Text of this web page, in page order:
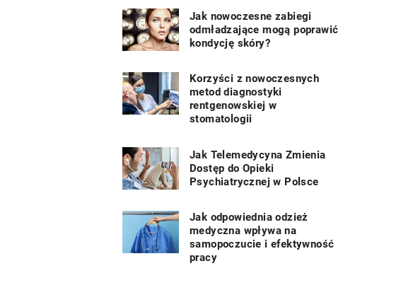
Jak nowoczesne zabiegi
odmładzające mogą poprawić
kondycję skóry?
Korzyści z nowoczesnych
metod diagnostyki
rentgenowskiej w
stomatologii
Jak Telemedycyna Zmienia
Dostęp do Opieki
Psychiatrycznej w Polsce
Jak odpowiednia odzież
medyczna wpływa na
samopoczucie i efektywność
pracy